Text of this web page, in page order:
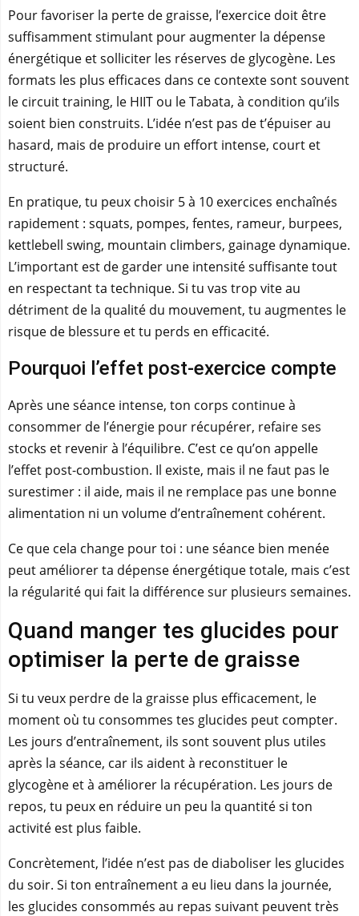
Pour favoriser la perte de graisse, l’exercice doit être
suffisamment stimulant pour augmenter la dépense
énergétique et solliciter les réserves de glycogène. Les
formats les plus efficaces dans ce contexte sont souvent
le circuit training, le HIIT ou le Tabata, à condition qu’ils
soient bien construits. L’idée n’est pas de t’épuiser au
hasard, mais de produire un effort intense, court et
structuré.
En pratique, tu peux choisir 5 à 10 exercices enchaînés
rapidement : squats, pompes, fentes, rameur, burpees,
kettlebell swing, mountain climbers, gainage dynamique.
L’important est de garder une intensité suffisante tout
en respectant ta technique. Si tu vas trop vite au
détriment de la qualité du mouvement, tu augmentes le
risque de blessure et tu perds en efficacité.
Pourquoi l’effet post-exercice compte
Après une séance intense, ton corps continue à
consommer de l’énergie pour récupérer, refaire ses
stocks et revenir à l’équilibre. C’est ce qu’on appelle
l’effet post-combustion. Il existe, mais il ne faut pas le
surestimer : il aide, mais il ne remplace pas une bonne
alimentation ni un volume d’entraînement cohérent.
Ce que cela change pour toi : une séance bien menée
peut améliorer ta dépense énergétique totale, mais c’est
la régularité qui fait la différence sur plusieurs semaines.
Quand manger tes glucides pour
optimiser la perte de graisse
Si tu veux perdre de la graisse plus efficacement, le
moment où tu consommes tes glucides peut compter.
Les jours d’entraînement, ils sont souvent plus utiles
après la séance, car ils aident à reconstituer le
glycogène et à améliorer la récupération. Les jours de
repos, tu peux en réduire un peu la quantité si ton
activité est plus faible.
Concrètement, l’idée n’est pas de diaboliser les glucides
du soir. Si ton entraînement a eu lieu dans la journée,
les glucides consommés au repas suivant peuvent très